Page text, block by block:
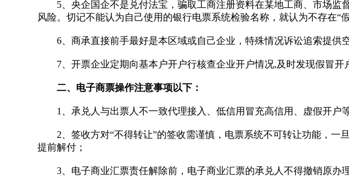
5、央企国企不是兑付法宝，骗取工商注册资料在某地工商、市场监
风险。切记不能认为自己使用的银行电票系统检验名称，就认为不存在“假
6、商承直接前手最好是本区域或自己企业，特殊情况诉讼追索提供
7、开票企业定期向基本户开户行核查企业开户情况,及时发现假冒开
二、电子商票操作注意事项以下：
1、承兑人与出票人不一致代理接入、低信用冒充高信用、虚假开户等
2、签收方对“不得转让”的签收需谨慎，电票系统不可转让功能，一
提前解付；
3、电子商业汇票责任解除前，电子商业汇票的承兑人不得撤销原办